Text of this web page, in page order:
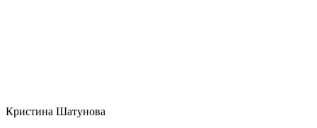
Кристина Шатунова